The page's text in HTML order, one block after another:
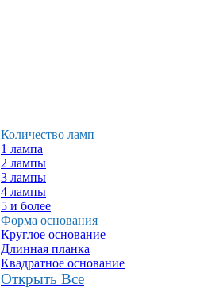
Количество ламп
1 лампа
2 лампы
3 лампы
4 лампы
5 и более
Форма основания
Круглое основание
Длинная планка
Квадратное основание
Открыть Все